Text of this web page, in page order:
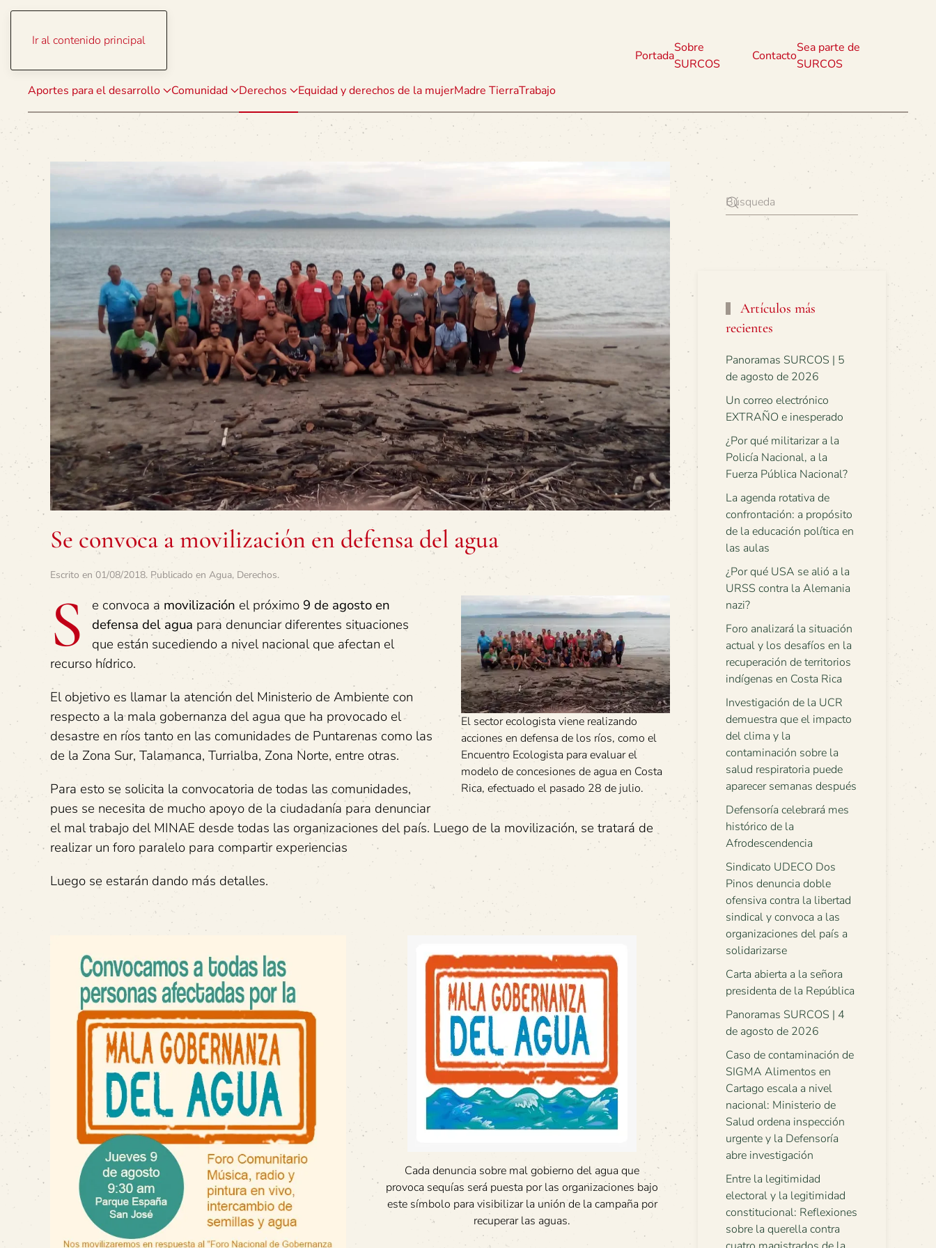
Ir al contenido principal
Aportes para el desarrollo Comunidad Derechos Equidad y derechos de la mujerMadre TierraTrabajo
Portada
Sobre
SURCOS
Contacto
Sea parte de
SURCOS
Se convoca a movilización en defensa del agua
Escrito en 01/08/2018. Publicado en Agua, Derechos.
El sector ecologista viene realizando
acciones en defensa de los ríos, como el
Encuentro Ecologista para evaluar el
modelo de concesiones de agua en Costa
Rica, efectuado el pasado 28 de julio.
S e convoca a movilización el próximo 9 de agostoen
defensa del agua para denunciar diferentes situaciones
que están sucediendo a nivel nacional que afectan el
recurso hídrico.
El objetivo es llamar la atención del Ministerio de Ambiente con
respecto a la mala gobernanza del agua que ha provocado el
desastre en ríos tanto en las comunidades de Puntarenas como las
de la Zona Sur, Talamanca, Turrialba, Zona Norte, entre otras.
Para esto se solicita la convocatoria de todas las comunidades,
pues se necesita de mucho apoyo de la ciudadanía para denunciar
el mal trabajo del MINAE desde todas las organizaciones del país. Luego de la movilización, se tratará de
realizar un foro paralelo para compartir experiencias
Luego se estarán dando más detalles.
Cada denuncia sobre mal gobierno del agua que
provoca sequías será puesta por las organizaciones bajo
este símbolo para visibilizar la unión de la campaña por
recuperar las aguas.
Artículos más
recientes
Panoramas SURCOS | 5
de agosto de 2026
Un correo electrónico
EXTRAÑO e inesperado
¿Por qué militarizar a la
Policía Nacional, a la
Fuerza Pública Nacional?
La agenda rotativa de
confrontación: a propósito
de la educación política en
las aulas
¿Por qué USA se alió a la
URSS contra la Alemania
nazi?
Foro analizará la situación
actual y los desafíos en la
recuperación de territorios
indígenas en Costa Rica
Investigación de la UCR
demuestra que el impacto
del clima y la
contaminación sobre la
salud respiratoria puede
aparecer semanas después
Defensoría celebrará mes
histórico de la
Afrodescendencia
Sindicato UDECO Dos
Pinos denuncia doble
ofensiva contra la libertad
sindical y convoca a las
organizaciones del país a
solidarizarse
Carta abierta a la señora
presidenta de la República
Panoramas SURCOS | 4
de agosto de 2026
Caso de contaminación de
SIGMA Alimentos en
Cartago escala a nivel
nacional: Ministerio de
Salud ordena inspección
urgente y la Defensoría
abre investigación
Entre la legitimidad
electoral y la legitimidad
constitucional: Reflexiones
sobre la querella contra